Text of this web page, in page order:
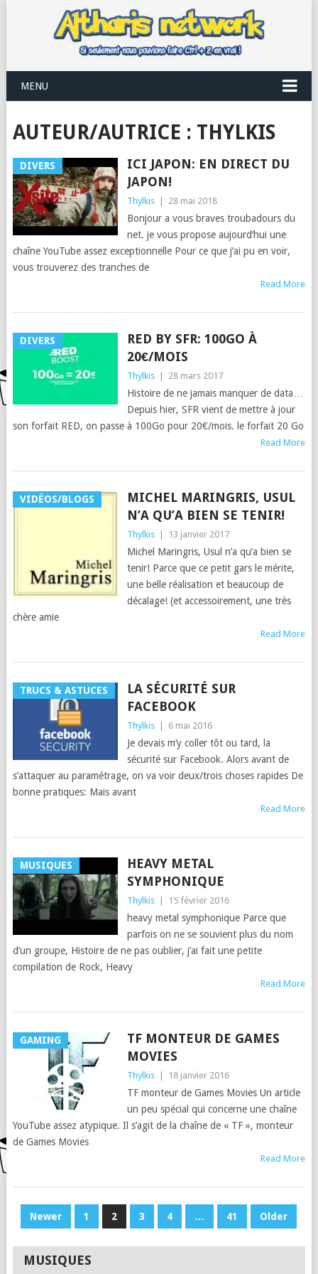
MENU
AUTEUR/AUTRICE : THYLKIS
DIVERS
ICI JAPON: EN DIRECT DU
JAPON!
Thylkis 28 mai 2018
Bonjour a vous braves troubadours du
net. je vous propose aujourd’hui une
chaîne YouTube assez exceptionnelle Pour ce que j’ai pu en voir,
vous trouverez des tranches de
Read More
DIVERS
RED BY SFR: 100GO À
20€/MOIS
Thylkis 28 mars 2017
Histoire de ne jamais manquer de data…
Depuis hier, SFR vient de mettre à jour
son forfait RED, on passe à 100Go pour 20€/mois. le forfait 20 Go
Read More
VIDÉOS/BLOGS
MICHEL MARINGRIS, USUL
N’A QU’A BIEN SE TENIR!
Thylkis 13 janvier 2017
Michel Maringris, Usul n’a qu’a bien se
tenir! Parce que ce petit gars le mérite,
une belle réalisation et beaucoup de
décalage! (et accessoirement, une très
chère amie
Read More
TRUCS & ASTUCES
LA SÉCURITÉ SUR
FACEBOOK
Thylkis 6 mai 2016
Je devais m’y coller tôt ou tard, la
sécurité sur Facebook. Alors avant de
s’attaquer au paramétrage, on va voir deux/trois choses rapides De
bonne pratiques: Mais avant
Read More
MUSIQUES
HEAVY METAL
SYMPHONIQUE
Thylkis 15 février 2016
heavy metal symphonique Parce que
parfois on ne se souvient plus du nom
d’un groupe, Histoire de ne pas oublier, j’ai fait une petite
compilation de Rock, Heavy
Read More
GAMING
TF MONTEUR DE GAMES
MOVIES
Thylkis 18 janvier 2016
TF monteur de Games Movies Un article
un peu spécial qui concerne une chaîne
YouTube assez atypique. Il s’agit de la chaîne de « TF », monteur
de Games Movies
Read More
PAGINATION
PUBLICATIONS
Newer 1 2 3 4 … 41 Older
MUSIQUES